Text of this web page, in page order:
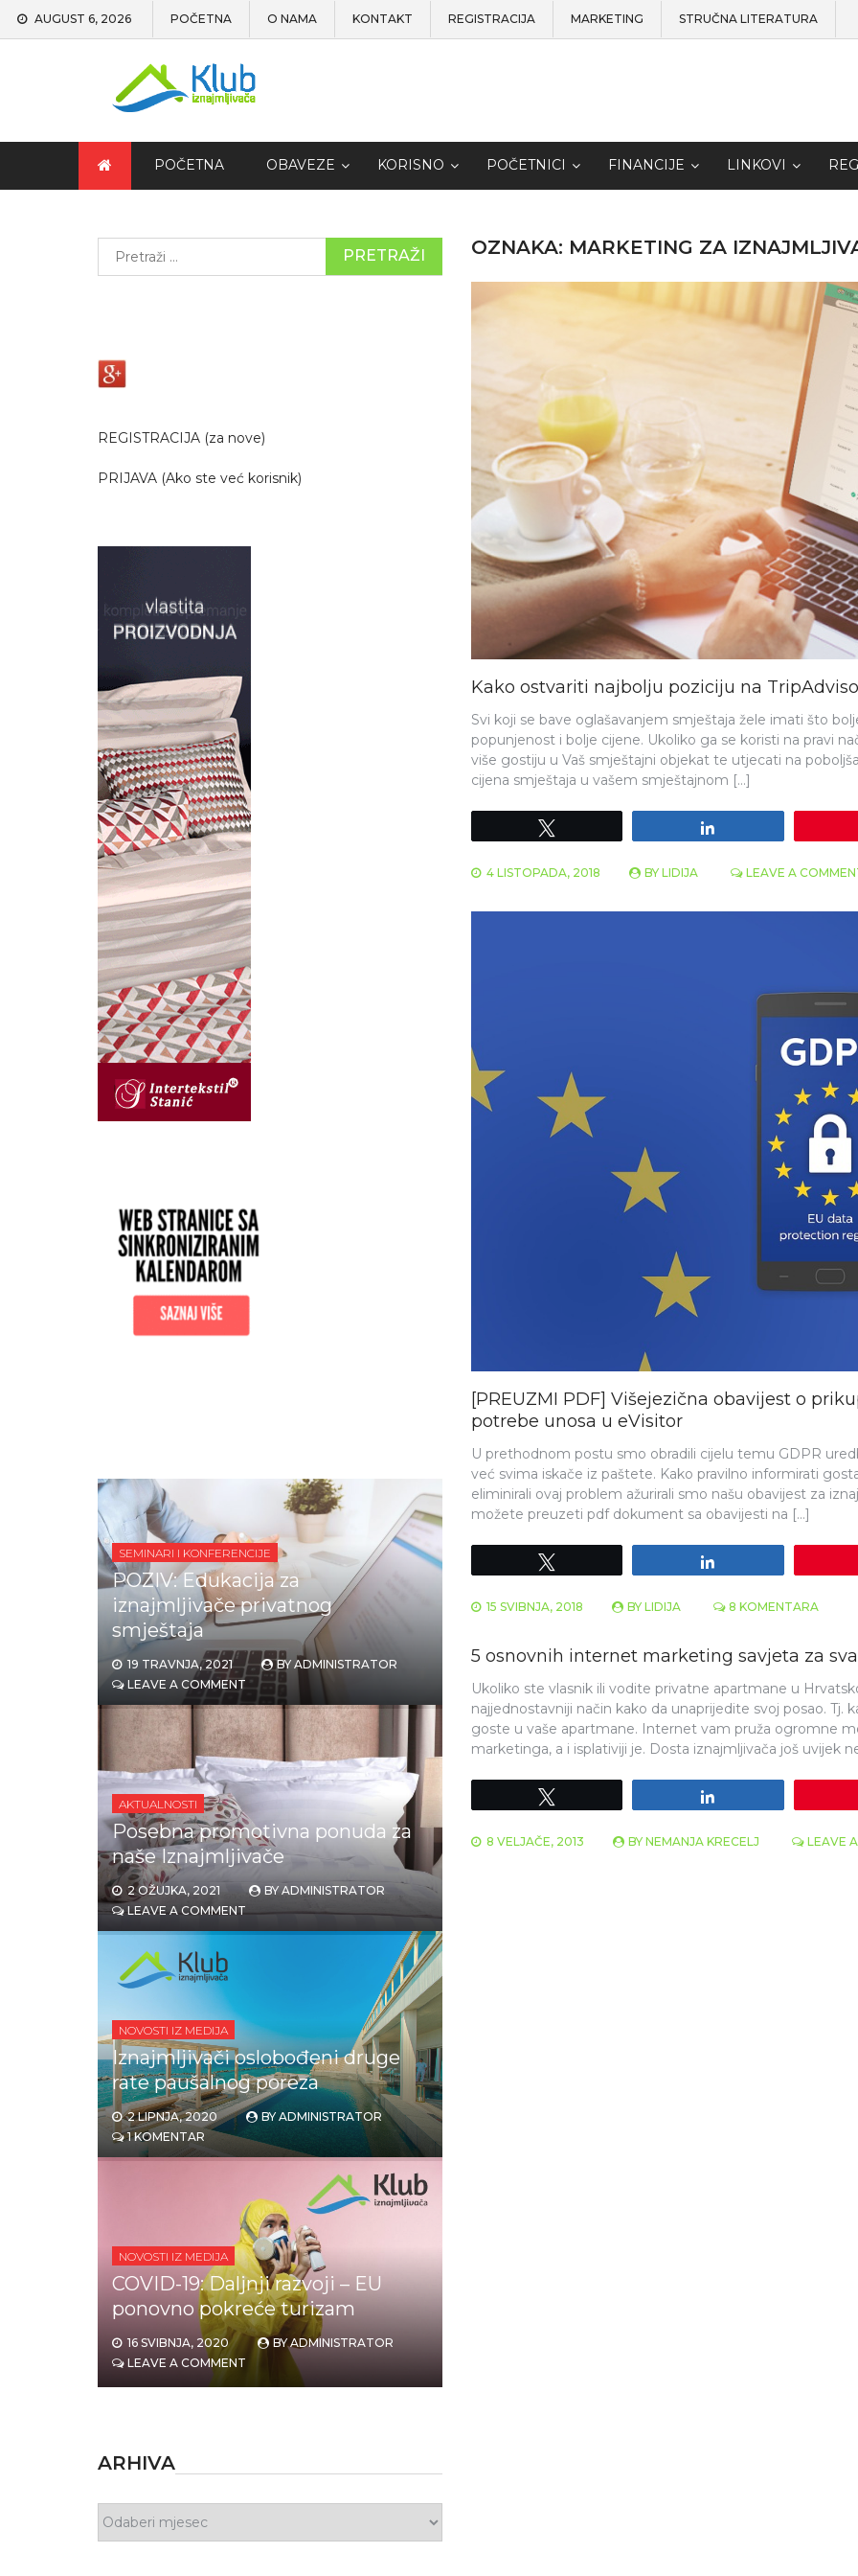
AUGUST 6, 2026 POČETNA O NAMA KONTAKT REGISTRACIJA MARKETING STRUČNA LITERATURA
POČETNA OBAVEZE KORISNO POČETNICI FINANCIJE LINKOVI
OZNAKA: MARKETING ZA
Kako ostvariti najbolju poziciju na
Svi koji se bave oglašavanjem smještaja žele imati što
popunjenost i bolje cijene. Ukoliko ga se koristi na pravi
više gostiju u Vaš smještajni objekat te utjecati na
cijena smještaja u vašem smještajnom […]
4 LISTOPADA, 2018 BY LIDIJA LEAVE A
[PREUZMI PDF] Višejezična obavijest o
potrebe unosa u eVisitor
U prethodnom postu smo obradili cijelu temu GDPR
već svima iskače iz paštete. Kako pravilno informirati
eliminirali ovaj problem ažurirali smo našu obavijest za
možete preuzeti pdf dokument sa obavijesti na […]
15 SVIBNJA, 2018 BY LIDIJA 8 KOMENTARA
5 osnovnih internet marketing savjeta za
Ukoliko ste vlasnik ili vodite privatne apartmane u
najjednostavniji način kako da unaprijedite svoj posao.
goste u vaše apartmane. Internet vam pruža ogromne
marketinga, a i isplativiji je. Dosta iznajmljivača još uvijek
8 VELJAČE, 2013 BY NEMANJA KRECELJ LEAVE
REGISTRACIJA (za nove)
PRIJAVA (Ako ste već korisnik)
SEMINARI I KONFERENCIJE
POZIV: Edukacija za
iznajmljivače privatnog
smještaja
19 TRAVNJA, 2021 BYADMINISTRATOR
LEAVE A COMMENT
AKTUALNOSTI
Posebna promotivna ponuda za
naše Iznajmljivače
2 OŽUJKA, 2021 BYADMINISTRATOR
LEAVE A COMMENT
NOVOSTI IZ MEDIJA
Iznajmljivači oslobođeni druge
rate paušalnog poreza
2 LIPNJA, 2020 BYADMINISTRATOR
1 KOMENTAR
NOVOSTI IZ MEDIJA
COVID-19: Daljnji razvoji – EU
ponovno pokreće turizam
16 SVIBNJA, 2020 BY ADMINISTRATOR
LEAVE A COMMENT
ARHIVA